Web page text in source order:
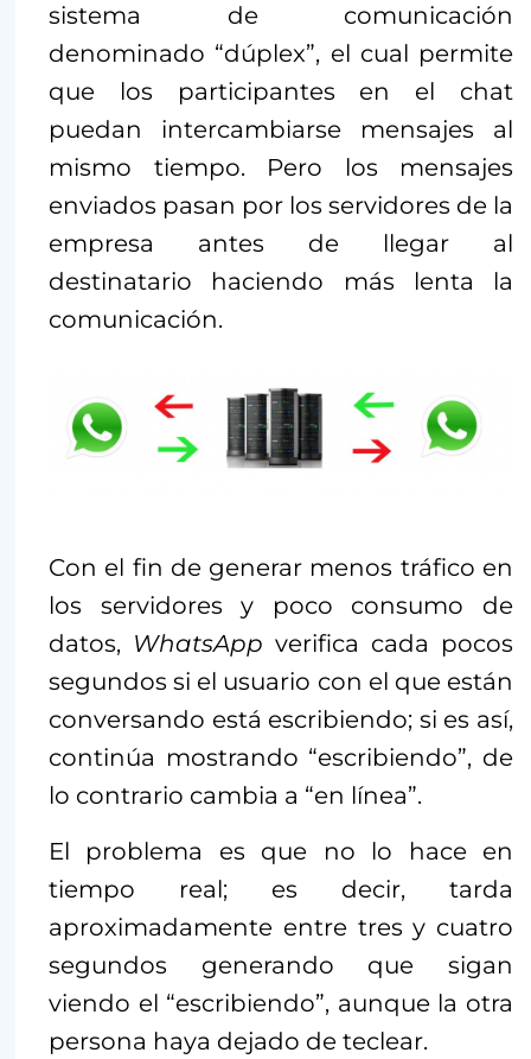
sistema de comunicación
denominado “dúplex”, el cual permite
que los participantes en el chat
puedan intercambiarse mensajes al
mismo tiempo. Pero los mensajes
enviados pasan por los servidores de la
empresa antes de llegar al
destinatario haciendo más lenta la
comunicación.
Con el fin de generar menos tráfico en
los servidores y poco consumo de
datos, WhatsApp verifica cada pocos
segundos si el usuario con el que están
conversando está escribiendo; si es así,
continúa mostrando “escribiendo”, de
lo contrario cambia a “en línea”.
El problema es que no lo hace en
tiempo real; es decir, tarda
aproximadamente entre tres y cuatro
segundos generando que sigan
viendo el “escribiendo”, aunque la otra
persona haya dejado de teclear.